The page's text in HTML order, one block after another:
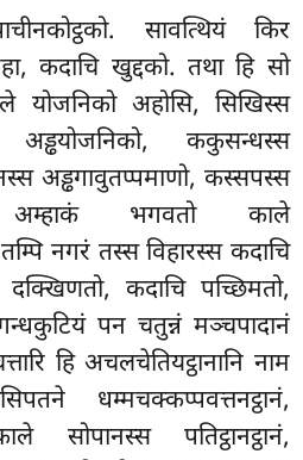
सावत्थियं किर
कदाचि खुद्दको. तथा हि सो
योजनिको अहोसि, सिखिस्स
ककुसन्धस्स
अड्ढगावुतप्पमाणो, कस्सपस्स
अम्हाकं भगवतो काले
नगरं तस्स विहारस्स कदाचि
दक्खिणतो, कदाचि पच्छिमतो,
पन चतुन्नं मञ्चपादानं
हि अचलचेतियट्ठानानि नाम
धम्मचक्कप्पवत्तनट्ठानं,
सोपानस्स पतिट्ठानट्ठानं,